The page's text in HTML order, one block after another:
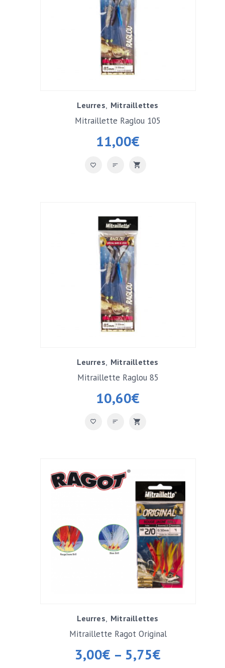
Leurres Mitraillettes
11,00€
Mitraillette Raglou 105
Leurres Mitraillettes
10,60€
Mitraillette Raglou 85
Leurres Mitraillettes
3,00€ – 5,75€
Mitraillette Ragot Original